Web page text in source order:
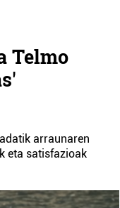
Telmo
arraunaren
eta satisfazioak